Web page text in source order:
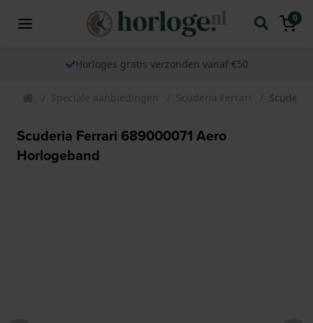
0
Horloges gratis verzonden vanaf €50
Speciale aanbiedingen Scuderia Ferrari
Scuderia Ferrari 689000071 Aero
Horlogeband